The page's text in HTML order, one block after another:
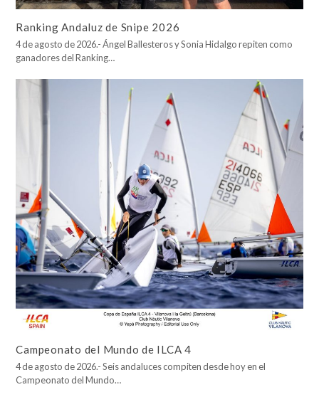
Ranking Andaluz de Snipe 2026
4 de agosto de 2026.- Ángel Ballesteros y Sonia Hidalgo repiten como
ganadores del Ranking…
Campeonato del Mundo de ILCA 4
4 de agosto de 2026.- Seis andaluces compiten desde hoy en el
Campeonato del Mundo…